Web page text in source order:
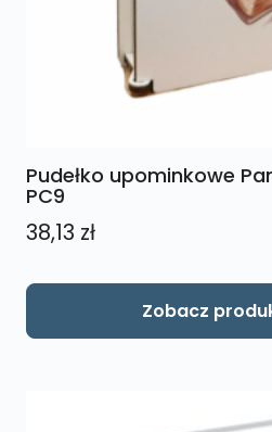
Pudełko upominkowe
PC9
38,13 zł
Zobacz
Ten